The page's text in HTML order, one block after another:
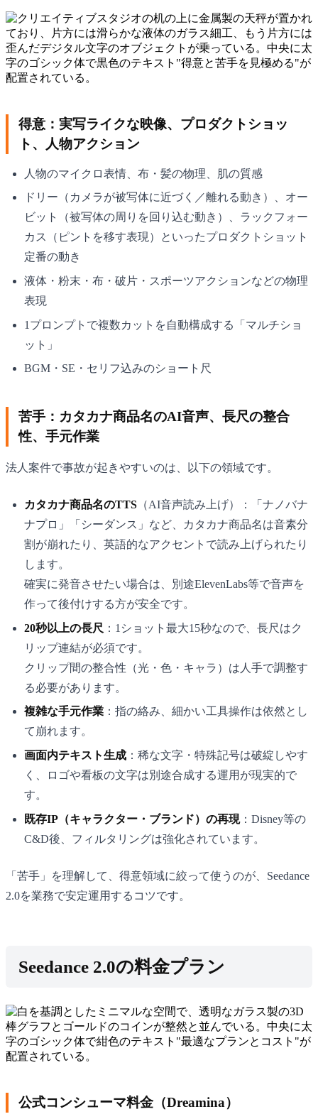
得意：実写ライクな映像、プロダクトショッ
ト、人物アクション
人物のマイクロ表情、布・髪の物理、肌の質感
ドリー（カメラが被写体に近づく／離れる動き）、オー
ビット（被写体の周りを回り込む動き）、ラックフォー
カス（ピントを移す表現）といったプロダクトショット
定番の動き
液体・粉末・布・破片・スポーツアクションなどの物理
表現
1プロンプトで複数カットを自動構成する「マルチショ
ット」
BGM・SE・セリフ込みのショート尺
苦手：カタカナ商品名のAI音声、長尺の整合
性、手元作業
法人案件で事故が起きやすいのは、以下の領域です。
カタカナ商品名のTTS（AI音声読み上げ）：「ナノバナ
ナプロ」「シーダンス」など、カタカナ商品名は音素分
割が崩れたり、英語的なアクセントで読み上げられたり
します。
確実に発音させたい場合は、別途ElevenLabs等で音声を
作って後付けする方が安全です。
20秒以上の長尺 ：1ショット最大15秒なので、長尺はク
リップ連結が必須です。
クリップ間の整合性（光・色・キャラ）は人手で調整す
る必要があります。
複雑な手元作業：指の絡み、細かい工具操作は依然とし
て崩れます。
画面内テキスト生成：稀な文字・特殊記号は破綻しやす
く、ロゴや看板の文字は別途合成する運用が現実的で
す。
既存IP（キャラクター・ブランド）の再現：Disney等の
C&D後、フィルタリングは強化されています。
「苦手」を理解して、得意領域に絞って使うのが、Seedance
2.0を業務で安定運用するコツです。
Seedance 2.0の料金プラン
公式コンシューマ料金（Dreamina）